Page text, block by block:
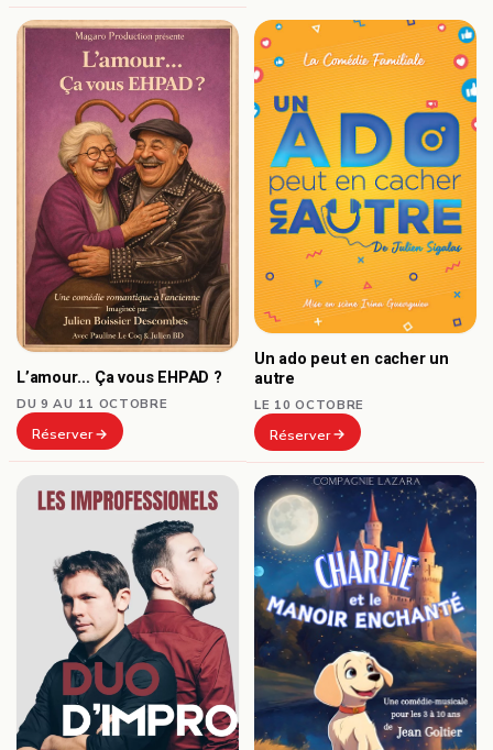
L’amour… Ça vous EHPAD ?
DU 9 AU 11 OCTOBRE
Réserver
Un ado peut en cacher un
autre
LE 10 OCTOBRE
Réserver